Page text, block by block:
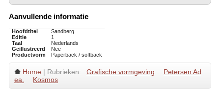
Aanvullende informatie
Hoofdtitel
Sandberg
Editie
1
Taal
Nederlands
Geillustreerd
Nee
Productvorm
Paperback / softback
Home | Rubrieken: Grafische vormgeving
Petersen Ad
ea.
Kosmos